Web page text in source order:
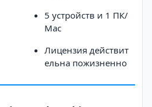
5 устройств и 1 ПК/
Mac
Лицензия действит
ельна пожизненно